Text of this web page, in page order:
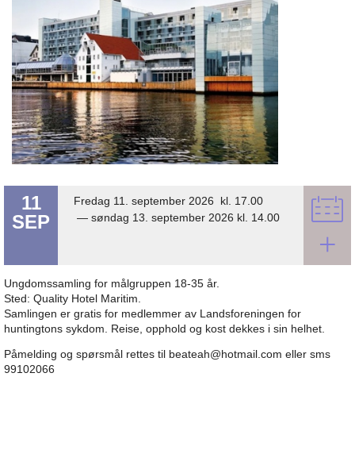
11
SEP
Fredag 11. september 2026 kl. 17.00
— søndag 13. september 2026 kl. 14.00
+
Ungdomssamling for målgruppen 18-35 år.
Sted: Quality Hotel Maritim.
Samlingen er gratis for medlemmer av Landsforeningen for
huntingtons sykdom. Reise, opphold og kost dekkes i sin helhet.
Påmelding og spørsmål rettes til beateah@hotmail.com eller sms
99102066